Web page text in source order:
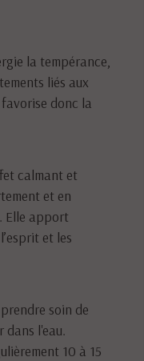
la tempérance,
liés aux
donc la
calmant et
et en
Elle apport
et les
soin de
dans l'eau.
10 à 15